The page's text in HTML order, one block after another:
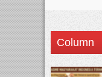
Column